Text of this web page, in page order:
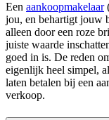
Een aankoopmakelaar
jou, en behartigt jouw
alleen door een roze
juiste waarde
goed in is. De reden
eigenlijk heel simpel,
laten betalen bij een
verkoop.